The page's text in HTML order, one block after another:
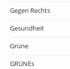
Gegen Rechts
Gesundheit
Grüne
GRÜNEs